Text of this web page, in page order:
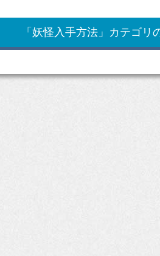
「妖怪入手方法」カテゴリ